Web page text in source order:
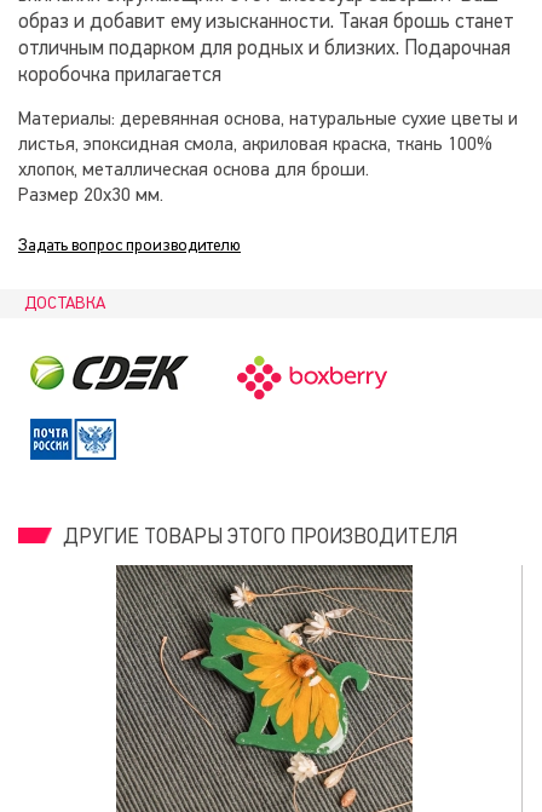
образ и добавит ему изысканности. Такая брошь станет
отличным подарком для родных и близких. Подарочная
коробочка прилагается
Материалы: деревянная основа, натуральные сухие цветы и
листья, эпоксидная смола, акриловая краска, ткань 100%
хлопок, металлическая основа для броши.
Размер 20х30 мм.
Задать вопрос производителю
ДОСТАВКА
ДРУГИЕ ТОВАРЫ ЭТОГО ПРОИЗВОДИТЕЛЯ